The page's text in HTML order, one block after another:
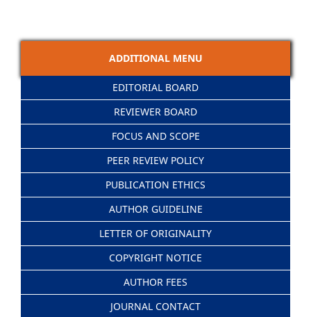
ADDITIONAL MENU
EDITORIAL BOARD
REVIEWER BOARD
FOCUS AND SCOPE
PEER REVIEW POLICY
PUBLICATION ETHICS
AUTHOR GUIDELINE
LETTER OF ORIGINALITY
COPYRIGHT NOTICE
AUTHOR FEES
JOURNAL CONTACT